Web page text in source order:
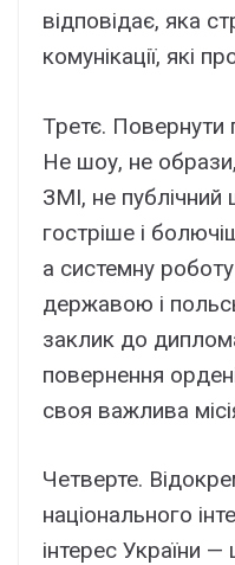
відповідає, яка
комунікації, які
Третє. Повернути
Не шоу, не
ЗМІ, не публічний
гостріше і
а системну
державою і
заклик до
повернення
своя важлива
Четверте.
національного
інтерес України